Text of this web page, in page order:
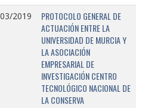
2019
PROTOCOLO GENERAL DE
ACTUACIÓN ENTRE LA
UNIVERSIDAD DE MURCIA Y
LA ASOCIACIÓN
EMPRESARIAL DE
INVESTIGACIÓN CENTRO
TECNOLÓGICO NACIONAL DE
LA CONSERVA